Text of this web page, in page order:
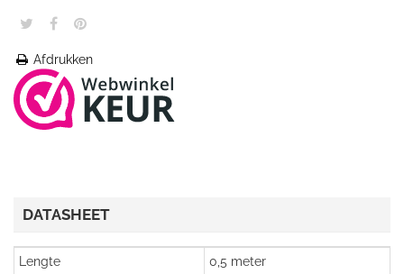
Afdrukken
DATASHEET
Lengte
0,5 meter